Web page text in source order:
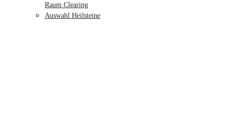
Raum Clearing
Auswahl Heilsteine